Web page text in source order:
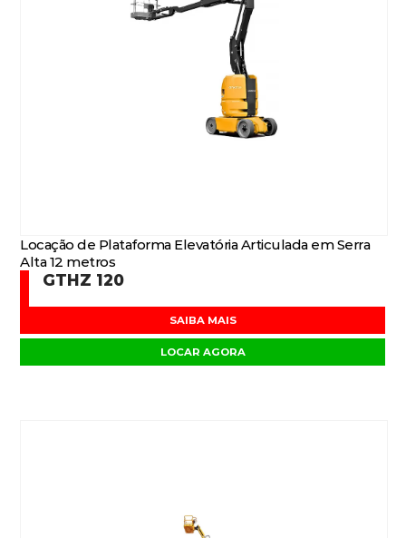
Locação de Plataforma Elevatória Articulada em Serra
Alta 12 metros
GTHZ 120
SAIBA MAIS
LOCAR AGORA